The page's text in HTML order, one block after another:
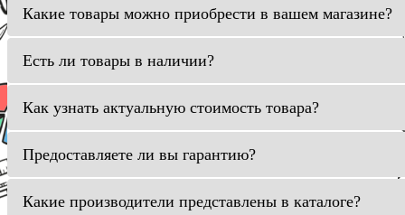
Какие товары можно приобрести в вашем магазине?
Есть ли товары в наличии?
Как узнать актуальную стоимость товара?
Предоставляете ли вы гарантию?
Какие производители представлены в каталоге?